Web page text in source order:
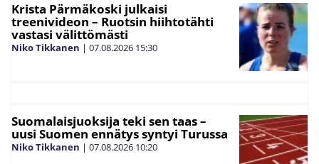
Krista Pärmäkoski julkaisi
treenivideon – Ruotsin hiihtotähti
vastasi välittömästi
Niko Tikkanen | 07.08.2026 15:30
Suomalaisjuoksija teki sen taas –
uusi Suomen ennätys syntyi Turussa
Niko Tikkanen | 07.08.2026 10:20